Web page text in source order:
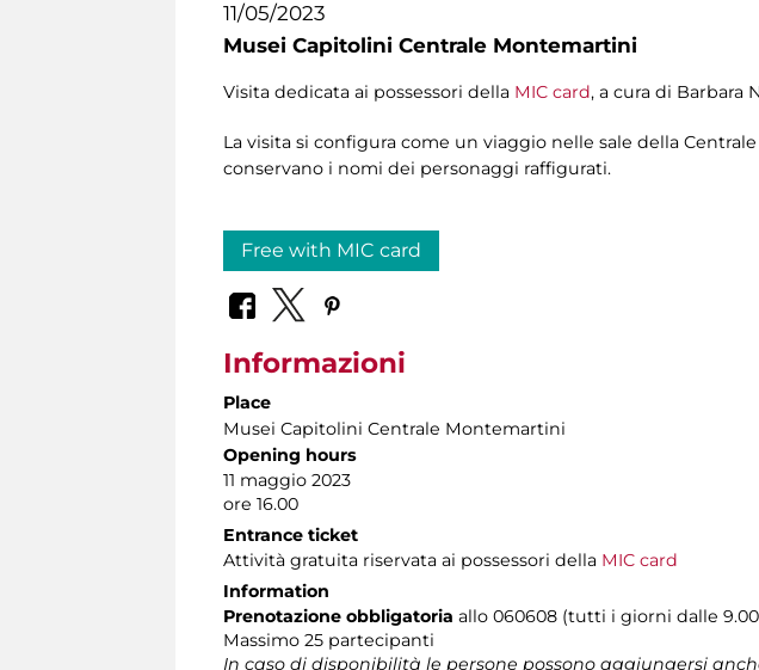
11/05/2023
Musei Capitolini Centrale Montemartini
Visita dedicata ai possessori della MIC card, a cura di Barbara
La visita si configura come un viaggio nelle sale della
conservano i nomi dei personaggi raffigurati.
Free with MIC card
Informazioni
Place
Musei Capitolini Centrale Montemartini
Opening hours
11 maggio 2023
ore 16.00
Entrance ticket
Attività gratuita riservata ai possessori della MIC card
Information
Prenotazione obbligatoria allo 060608 (tutti i giorni dalle 9.00
Massimo 25 partecipanti
In caso di disponibilità le persone possono aggiungersi